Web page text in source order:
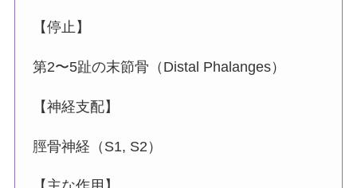
【停止】
第2〜5趾の末節骨（Distal Phalanges）
【神経支配】
脛骨神経（S1, S2）